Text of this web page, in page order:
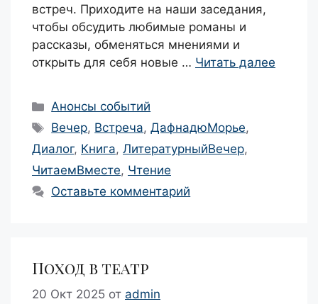
встреч. Приходите на наши заседания,
чтобы обсудить любимые романы и
рассказы, обменяться мнениями и
открыть для себя новые … Читать далее
Рубрики
Анонсы событий
Метки
Вечер, Встреча,ДафнадюМорье,
Диалог, Книга, ЛитературныйВечер,
ЧитаемВместе, Чтение
Оставьте комментарий
Поход в театр
20 Окт 2025 от admin